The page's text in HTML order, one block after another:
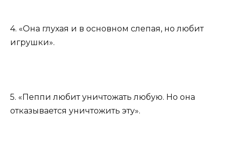
4. «Она глухая и в основном слепая, но любит
игрушки».
5. «Пеппи любит уничтожать любую. Но она
отказывается уничтожить эту».